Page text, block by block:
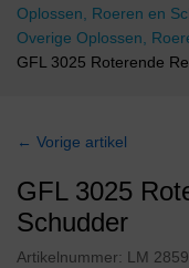
Oplossen, Roeren en
Overige Oplossen,
GFL 3025 Roterende
← Vorige artikel
GFL 3025
Schudder
Artikelnummer: LM